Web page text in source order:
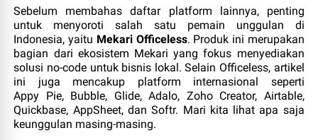
Sebelum membahas daftar platform lainnya, penting
untuk menyoroti salah satu pemain unggulan di
Indonesia, yaitu Mekari Officeless. Produk ini merupakan
bagian dari ekosistem Mekari yang fokus menyediakan
solusi no‑code untuk bisnis lokal. Selain Officeless, artikel
ini juga mencakup platform internasional seperti
Appy Pie, Bubble, Glide, Adalo, Zoho Creator, Airtable,
Quickbase, AppSheet, dan Softr. Mari kita lihat apa saja
keunggulan masing‑masing.